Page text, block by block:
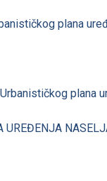
plana
plana